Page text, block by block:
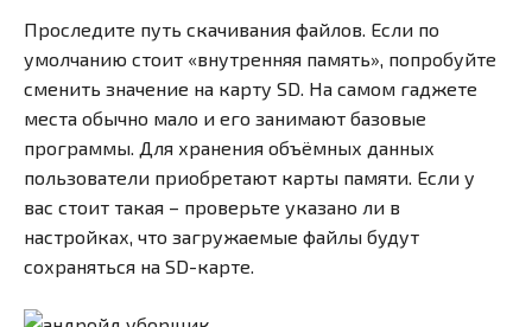
Проследите путь скачивания файлов. Если по
умолчанию стоит «внутренняя память», попробуйте
сменить значение на карту SD. На самом гаджете
места обычно мало и его занимают базовые
программы. Для хранения объёмных данных
пользователи приобретают карты памяти. Если у
вас стоит такая – проверьте указано ли в
настройках, что загружаемые файлы будут
сохраняться на SD-карте.